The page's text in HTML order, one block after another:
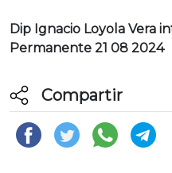
Dip Ignacio Loyola Vera
Permanente 21 08 2024
Compartir